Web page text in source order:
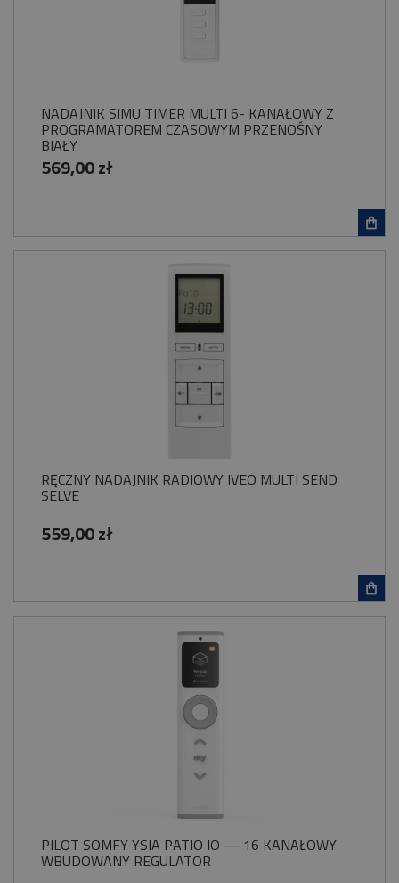
NADAJNIK SIMU TIMER MULTI 6- KANAŁOWY Z
PROGRAMATOREM CZASOWYM PRZENOŚNY
BIAŁY
569,00 zł
RĘCZNY NADAJNIK RADIOWY IVEO MULTI SEND
SELVE
559,00 zł
PILOT SOMFY YSIA PATIO IO — 16 KANAŁOWY
WBUDOWANY REGULATOR